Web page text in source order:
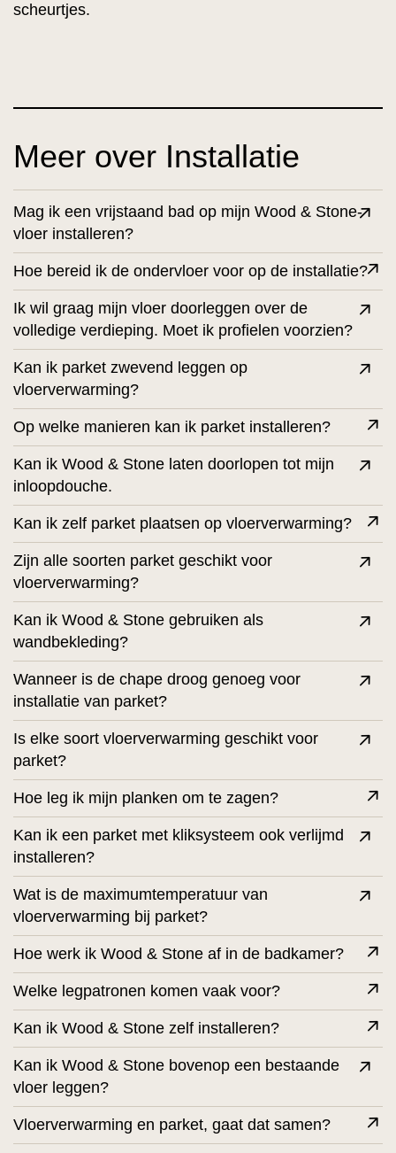
scheurtjes.
Meer over Installatie
Mag ik een vrijstaand bad op mijn Wood & Stone-
vloer installeren?
Hoe bereid ik de ondervloer voor op de installatie?
Ik wil graag mijn vloer doorleggen over de
volledige verdieping. Moet ik profielen voorzien?
Kan ik parket zwevend leggen op
vloerverwarming?
Op welke manieren kan ik parket installeren?
Kan ik Wood & Stone laten doorlopen tot mijn
inloopdouche.
Kan ik zelf parket plaatsen op vloerverwarming?
Zijn alle soorten parket geschikt voor
vloerverwarming?
Kan ik Wood & Stone gebruiken als
wandbekleding?
Wanneer is de chape droog genoeg voor
installatie van parket?
Is elke soort vloerverwarming geschikt voor
parket?
Hoe leg ik mijn planken om te zagen?
Kan ik een parket met kliksysteem ook verlijmd
installeren?
Wat is de maximumtemperatuur van
vloerverwarming bij parket?
Hoe werk ik Wood & Stone af in de badkamer?
Welke legpatronen komen vaak voor?
Kan ik Wood & Stone zelf installeren?
Kan ik Wood & Stone bovenop een bestaande
vloer leggen?
Vloerverwarming en parket, gaat dat samen?